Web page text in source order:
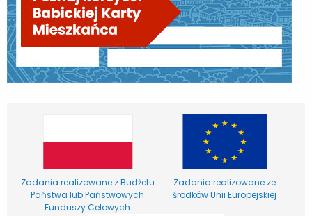
Zadania realizowane z Budżetu
Państwa lub Państwowych
Funduszy Celowych
Zadania realizowane ze
środków Unii Europejskiej